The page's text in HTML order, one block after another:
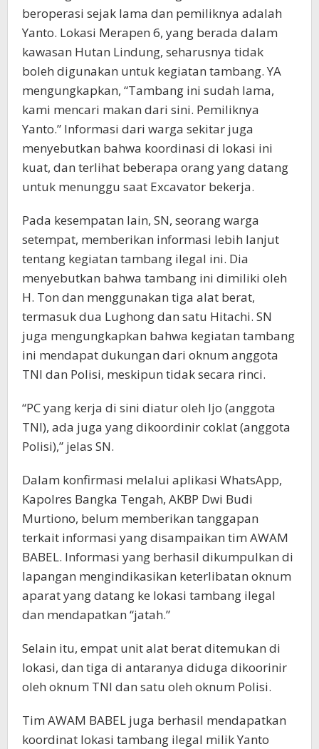
beroperasi sejak lama dan pemiliknya adalah
Yanto. Lokasi Merapen 6, yang berada dalam
kawasan Hutan Lindung, seharusnya tidak
boleh digunakan untuk kegiatan tambang. YA
mengungkapkan, “Tambang ini sudah lama,
kami mencari makan dari sini. Pemiliknya
Yanto.” Informasi dari warga sekitar juga
menyebutkan bahwa koordinasi di lokasi ini
kuat, dan terlihat beberapa orang yang datang
untuk menunggu saat Excavator bekerja.
Pada kesempatan lain, SN, seorang warga
setempat, memberikan informasi lebih lanjut
tentang kegiatan tambang ilegal ini. Dia
menyebutkan bahwa tambang ini dimiliki oleh
H. Ton dan menggunakan tiga alat berat,
termasuk dua Lughong dan satu Hitachi. SN
juga mengungkapkan bahwa kegiatan tambang
ini mendapat dukungan dari oknum anggota
TNI dan Polisi, meskipun tidak secara rinci.
“PC yang kerja di sini diatur oleh Ijo (anggota
TNI), ada juga yang dikoordinir coklat (anggota
Polisi),” jelas SN.
Dalam konfirmasi melalui aplikasi WhatsApp,
Kapolres Bangka Tengah, AKBP Dwi Budi
Murtiono, belum memberikan tanggapan
terkait informasi yang disampaikan tim AWAM
BABEL. Informasi yang berhasil dikumpulkan di
lapangan mengindikasikan keterlibatan oknum
aparat yang datang ke lokasi tambang ilegal
dan mendapatkan “jatah.”
Selain itu, empat unit alat berat ditemukan di
lokasi, dan tiga di antaranya diduga dikoorinir
oleh oknum TNI dan satu oleh oknum Polisi.
Tim AWAM BABEL juga berhasil mendapatkan
koordinat lokasi tambang ilegal milik Yanto